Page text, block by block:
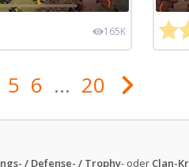
165K
5 6 ... 20
/ Defense- / Trophy- oder Clan-